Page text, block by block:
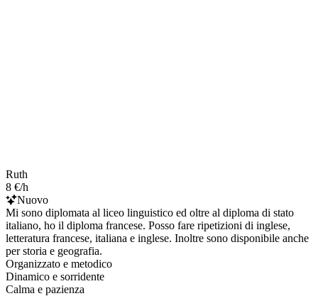
Ruth
8 €/h
Nuovo
Mi sono diplomata al liceo linguistico ed oltre al diploma di stato
italiano, ho il diploma francese. Posso fare ripetizioni di inglese,
letteratura francese, italiana e inglese. Inoltre sono disponibile anche
per storia e geografia.
Organizzato e metodico
Dinamico e sorridente
Calma e pazienza